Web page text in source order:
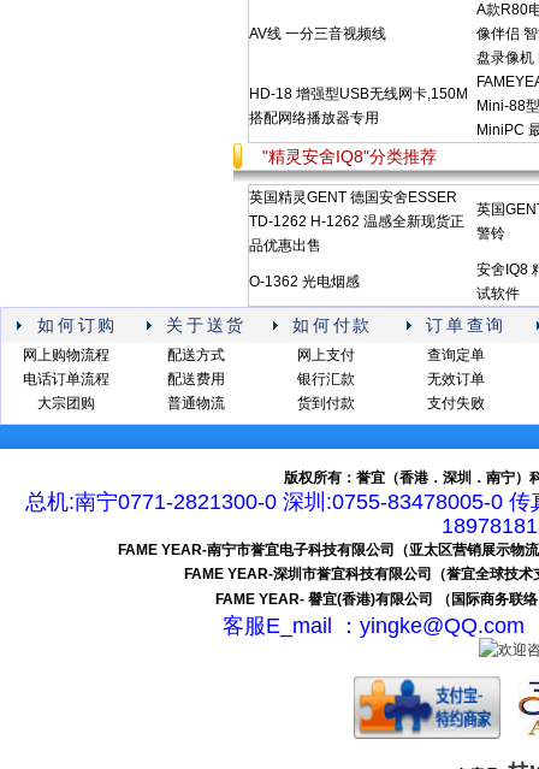
AV线 一分三音视频线
A款R80
像伴侣
盘录像机
HD-18 增强型USB无线网卡,150M
搭配网络播放器专用
Mini-88
MiniPC
"精灵安舍IQ8"分类推荐
英国精灵GENT 德国安舍ESSER
TD-1262 H-1262 温感全新现货正
品优惠出售
英国
警铃
O-1362 光电烟感
安舍IQ8
试软件
如何订购 关于送货 如何付款 订单查询
网上购物流程
电话订单流程
大宗团购
配送方式
配送费用
普通物流
网上支付
银行汇款
货到付款
查询定单
无效订单
支付失败
版权所有：誉宜（香港．深圳．南宁
总机:南宁0771-2821300-0 深圳:0755-83478005-0
FAME YEAR-南宁市誉宜电子科技有限公司（亚太区营销展示物
FAME YEAR-深圳市誉宜科技有限公司（誉宜全球技术
FAME YEAR- 譽宜(香港)有限公司 （国际商务联
客服E_mail ：